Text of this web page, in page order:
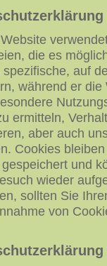
die es
spezifische, auf
während er
ermitteln,
aber auch
Cookies
und
wieder
sollten Sie
von